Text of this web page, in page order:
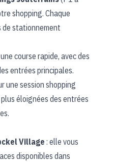
shopping. Chaque
stationnement
course rapide, avec des
entrées principales.
une session shopping
éloignées des entrées
Village: elle vous
disponibles dans